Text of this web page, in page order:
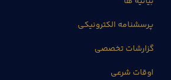
پرسشنامه الکترونیکی
گزارشات تخصصی
اوقات شرعی